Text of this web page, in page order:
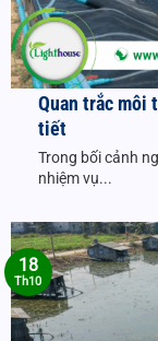
Quan trắc môi
tiết
Trong bối cảnh
nhiệm vụ...
18
Th10